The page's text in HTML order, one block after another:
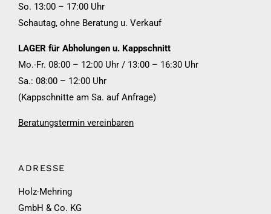
So. 13:00 – 17:00 Uhr
Schautag, ohne Beratung u. Verkauf
LAGER für Abholungen u. Kappschnitt
Mo.-Fr. 08:00 – 12:00 Uhr / 13:00 – 16:30 Uhr
Sa.: 08:00 – 12:00 Uhr
(Kappschnitte am Sa. auf Anfrage)
Beratungstermin vereinbaren
ADRESSE
Holz-Mehring
GmbH & Co. KG